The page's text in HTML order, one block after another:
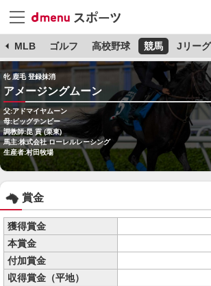
MLB ゴルフ 高校野球 競馬 Jリーグ
牝 鹿毛 登録抹消
アメージングムーン
父:アドマイヤムーン
母:ビッグテンビー
調教師:昆 貢 (栗東)
馬主:株式会社 ローレルレーシング
生産者:村田牧場
賞金
獲得賞金
本賞金
付加賞金
収得賞金（平地）